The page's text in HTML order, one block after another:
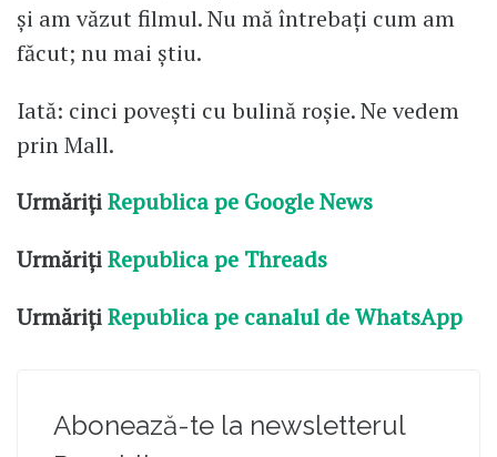
și am văzut filmul. Nu mă întrebați cum am
făcut; nu mai știu.
Iată: cinci povești cu bulină roșie. Ne vedem
prin Mall.
UrmărițiRepublica pe Google News
UrmărițiRepublica pe Threads
UrmărițiRepublica pe canalul de WhatsApp
Abonează-te la newsletterul